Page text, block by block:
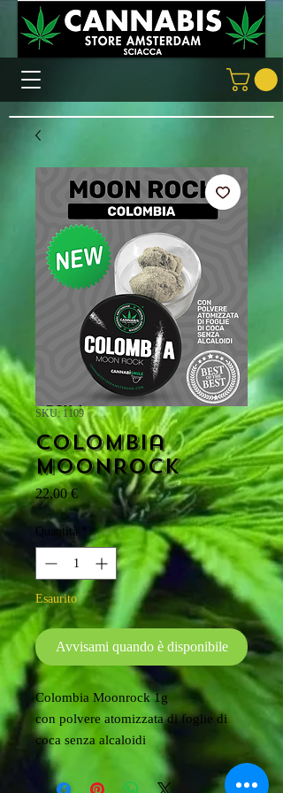
SKU: 1109
Colombia
MoonRock
22,00 €Prezzo
Quantità
Esaurito
Avvisami quando è disponibile
Colombia Moonrock 1g
con polvere atomizzata di foglie di
coca senza alcaloidi